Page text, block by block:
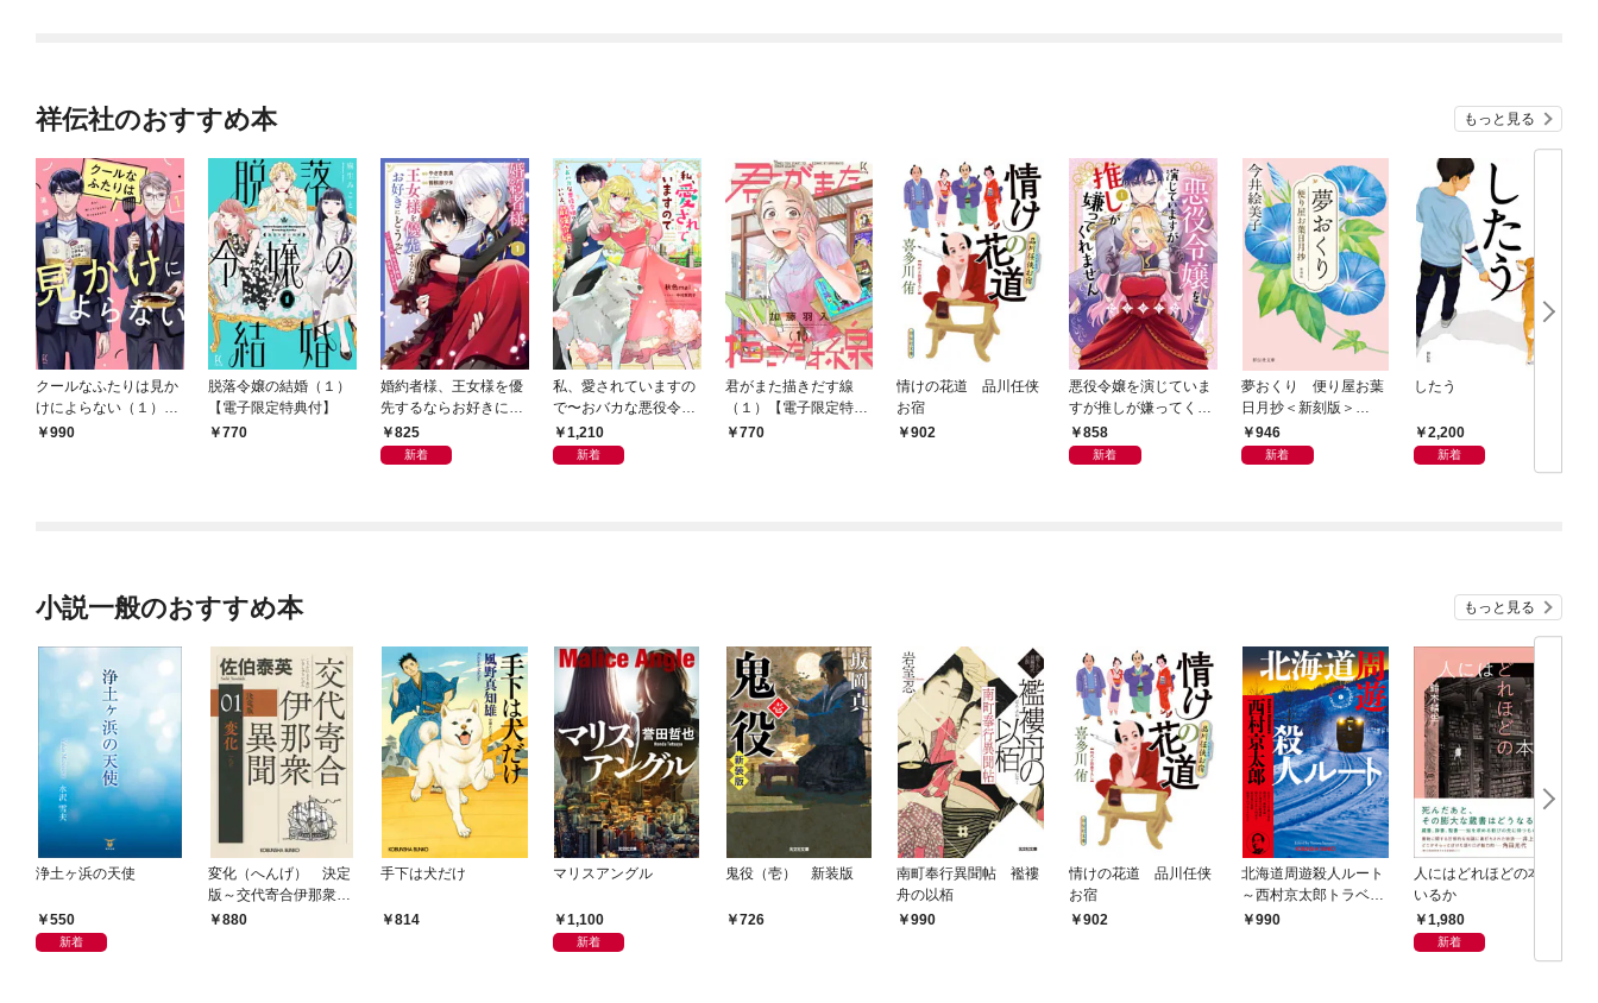
祥伝社のおすすめ本 もっと見る
クールなふたりは見か
けによらない（１）
【電子限定特典付】
990
脱落令嬢の結婚（１）
【電子限定特典付】
770
婚約者様、王女様を優
先するならお好きにど
うぞ（※ただし、私も
王子様を優先します
825
新着
私、愛されていますの
で〜おバカな悪役令
嬢？いいえ、最強令嬢
です〜
1,210
新着
君がまた描きだす線
（１）【電子限定特典
付】770
情けの花道 品川任侠
お宿
902
悪役令嬢を演じていま
すが推しが嫌ってくれ
ません【単行本版】
（１）【電子限定特典
858
新着
夢おくり 便り屋お葉
日月抄＜新刻版＞
［1］
946
新着
したう
2,200
新着
小説一般のおすすめ本 もっと見る
浄土ヶ浜の天使
550
新着
変化（へんげ） 決定
版～交代寄合伊那衆異
聞（1）～
880
手下は犬だけ
814
マリスアングル
1,100
新着
鬼役（壱） 新装版
726
南町奉行異聞帖 襤褸
舟の以栢
990
情けの花道 品川任侠
お宿
902
北海道周遊殺人ルート
～西村京太郎トラベル
ミステリー・セレクシ
990
人にはどれほどの本が
いるか
1,980
新着